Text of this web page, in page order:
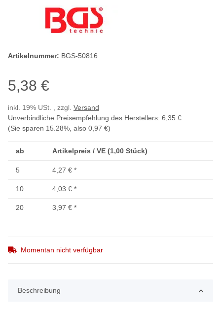
Artikelnummer: BGS-50816
5,38 €
inkl. 19% USt. , zzgl. Versand
Unverbindliche Preisempfehlung des Herstellers: 6,35 €
(Sie sparen 15.28% , also 0,97 €)
ab Artikelpreis / VE (1,00 Stück)
5 4,27 € *
10 4,03 € *
20 3,97 € *
Momentan nicht verfügbar
Beschreibung